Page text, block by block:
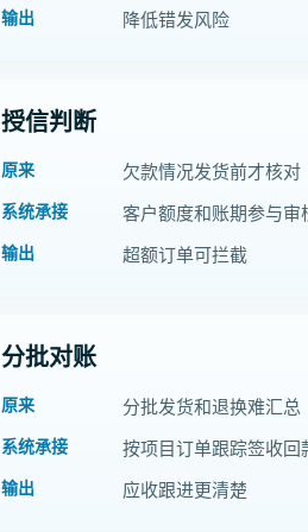
输出 降低错发风险
授信判断
原来 欠款情况发货前才核对
系统承接 客户额度和账期参与审
输出 超额订单可拦截
分批对账
原来 分批发货和退换难汇总
系统承接 按项目订单跟踪签收回
输出 应收跟进更清楚